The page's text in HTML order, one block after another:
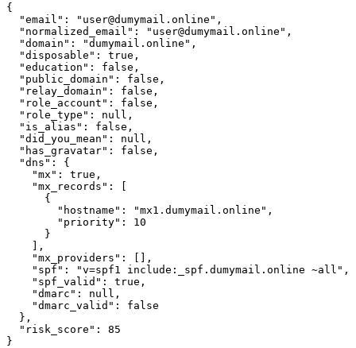
{
  "email": "user@dumymail.online",
  "normalized_email": "user@dumymail.online",
  "domain": "dumymail.online",
  "disposable": true,
  "education": false,
  "public_domain": false,
  "relay_domain": false,
  "role_account": false,
  "role_type": null,
  "is_alias": false,
  "did_you_mean": null,
  "has_gravatar": false,
  "dns": {
    "mx": true,
    "mx_records": [
      {
        "hostname": "mx1.dumymail.online",
        "priority": 10
      }
    ],
    "mx_providers": [],
    "spf": "v=spf1 include:_spf.dumymail.online ~all",
    "spf_valid": true,
    "dmarc": null,
    "dmarc_valid": false
  },
  "risk_score": 85
}